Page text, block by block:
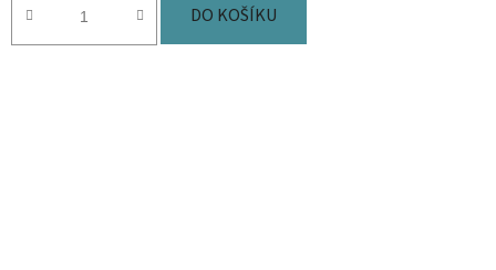
DO KOŠÍKU